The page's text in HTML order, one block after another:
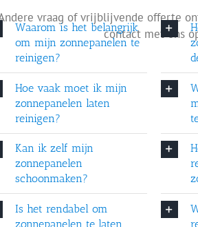
reinigen?
schoonspoelen?
reinigen?
vraag of vrijblijvende offerte
contact met ons
Waarom is het belangrijk
om mijn zonnepanelen te
reinigen?
Hoe vaak moet ik mijn
zonnepanelen laten
reinigen?
Kan ik zelf mijn
zonnepanelen
schoonmaken?
Is het rendabel om
zonnepanelen te laten